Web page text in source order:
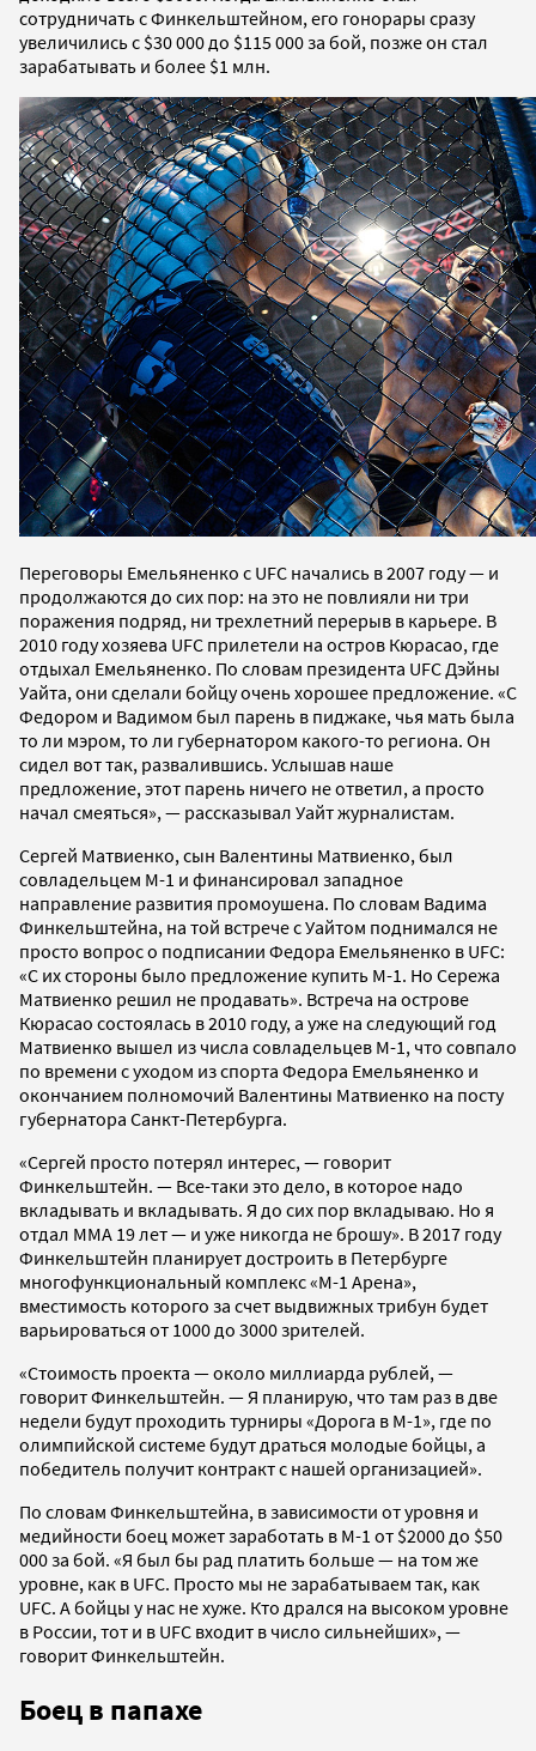
сотрудничать с Финкельштейном, его гонорары сразу
увеличились с $30 000 до $115 000 за бой, позже он стал
зарабатывать и более $1 млн.
Переговоры Емельяненко с UFC начались в 2007 году — и
продолжаются до сих пор: на это не повлияли ни три
поражения подряд, ни трехлетний перерыв в карьере. В
2010 году хозяева UFC прилетели на остров Кюрасао, где
отдыхал Емельяненко. По словам президента UFC Дэйны
Уайта, они сделали бойцу очень хорошее предложение. «С
Федором и Вадимом был парень в пиджаке, чья мать была
то ли мэром, то ли губернатором какого-то региона. Он
сидел вот так, развалившись. Услышав наше
предложение, этот парень ничего не ответил, а просто
начал смеяться», — рассказывал Уайт журналистам.
Сергей Матвиенко, сын Валентины Матвиенко, был
совладельцем М-1 и финансировал западное
направление развития промоушена. По словам Вадима
Финкельштейна, на той встрече с Уайтом поднимался не
просто вопрос о подписании Федора Емельяненко в UFC:
«С их стороны было предложение купить М-1. Но Сережа
Матвиенко решил не продавать». Встреча на острове
Кюрасао состоялась в 2010 году, а уже на следующий год
Матвиенко вышел из числа совладельцев М-1, что совпало
по времени с уходом из спорта Федора Емельяненко и
окончанием полномочий Валентины Матвиенко на посту
губернатора Санкт-Петербурга.
«Сергей просто потерял интерес, — говорит
Финкельштейн. — Все-таки это дело, в которое надо
вкладывать и вкладывать. Я до сих пор вкладываю. Но я
отдал ММА 19 лет — и уже никогда не брошу». В 2017 году
Финкельштейн планирует достроить в Петербурге
многофункциональный комплекс «М-1 Арена»,
вместимость которого за счет выдвижных трибун будет
варьироваться от 1000 до 3000 зрителей.
«Стоимость проекта — около миллиарда рублей, —
говорит Финкельштейн. — Я планирую, что там раз в две
недели будут проходить турниры «Дорога в М-1», где по
олимпийской системе будут драться молодые бойцы, а
победитель получит контракт с нашей организацией».
По словам Финкельштейна, в зависимости от уровня и
медийности боец может заработать в М-1 от $2000 до $50
000 за бой. «Я был бы рад платить больше — на том же
уровне, как в UFC. Просто мы не зарабатываем так, как
UFC. А бойцы у нас не хуже. Кто дрался на высоком уровне
в России, тот и в UFC входит в число сильнейших», —
говорит Финкельштейн.
Боец в папахе